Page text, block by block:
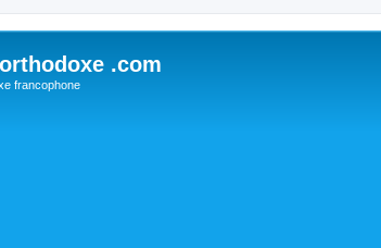
.com
francophone